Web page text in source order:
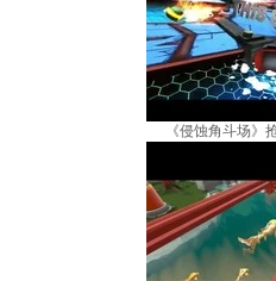
《侵蚀角斗场》